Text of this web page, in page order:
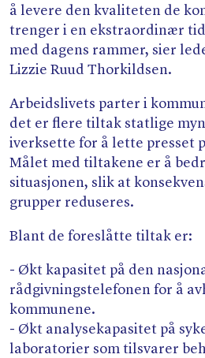
å levere den kvaliteten de
trenger i en ekstraordinær
med dagens rammer, sier
Lizzie Ruud Thorkildsen.
Arbeidslivets parter i
det er flere tiltak statlige
iverksette for å lette presset
Målet med tiltakene er å
situasjonen, slik at
grupper reduseres.
Blant de foreslåtte tiltak er:
- Økt kapasitet på den
rådgivningstelefonen for å
kommunene.
- Økt analysekapasitet på
laboratorier som tilsvarer